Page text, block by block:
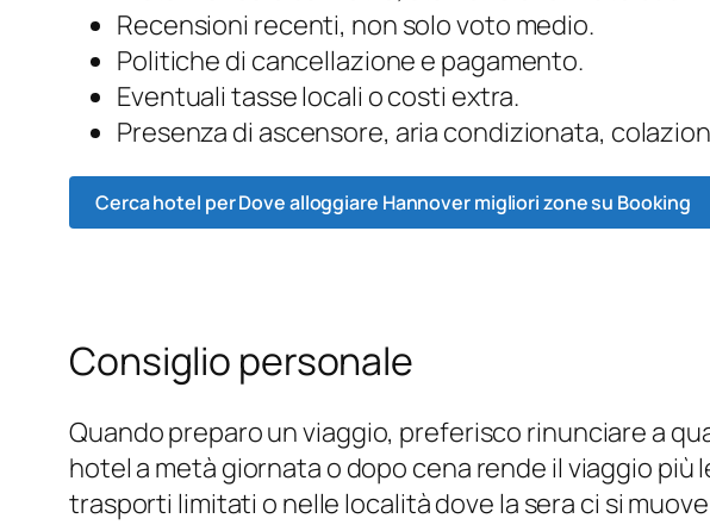
Recensioni recenti, non solo voto medio.
Politiche di cancellazione e pagamento.
Eventuali tasse locali o costi extra.
Presenza di ascensore, aria condizionata,
Cerca hotel per Dove alloggiare Hannover migliori zone su Booking
Consiglio personale
Quando preparo un viaggio, preferisco rinunciare a
hotel a metà giornata o dopo cena rende il viaggio
trasporti limitati o nelle località dove la sera ci si